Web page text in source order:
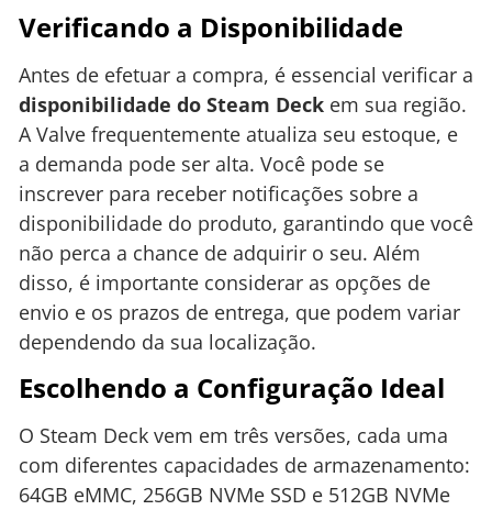
Verificando a Disponibilidade
Antes de efetuar a compra, é essencial verificar a
disponibilidade do Steam Deck em sua região.
A Valve frequentemente atualiza seu estoque, e
a demanda pode ser alta. Você pode se
inscrever para receber notificações sobre a
disponibilidade do produto, garantindo que você
não perca a chance de adquirir o seu. Além
disso, é importante considerar as opções de
envio e os prazos de entrega, que podem variar
dependendo da sua localização.
Escolhendo a Configuração Ideal
O Steam Deck vem em três versões, cada uma
com diferentes capacidades de armazenamento:
64GB eMMC, 256GB NVMe SSD e 512GB NVMe